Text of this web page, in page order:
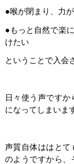
●喉が閉まり、力
●もっと自然で楽
けたい
ということで入会
日々使う声です
になってしまいま
声質自体ははとて
のようですから、